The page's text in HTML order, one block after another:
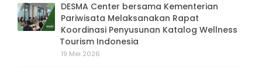
DESMA Center bersama Kementerian
Pariwisata Melaksanakan Rapat
Koordinasi Penyusunan Katalog Wellness
Tourism Indonesia
19 Mei 2026